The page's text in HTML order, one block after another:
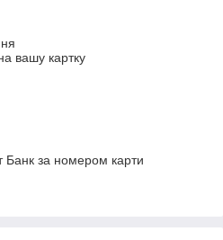
вашу картку
Банк за номером карти